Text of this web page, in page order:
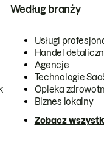
Według branży
Usługi
Handel
Agencje
Technologie
Opieka
Biznes lokalny
Zobacz